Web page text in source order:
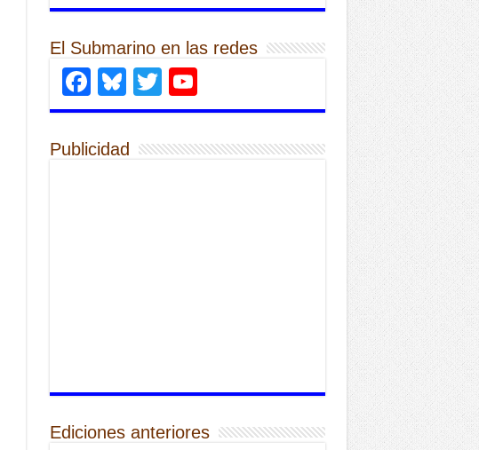
El Submarino en las redes
Facebook
Bluesky
Twitter
Publicidad
Ediciones anteriores